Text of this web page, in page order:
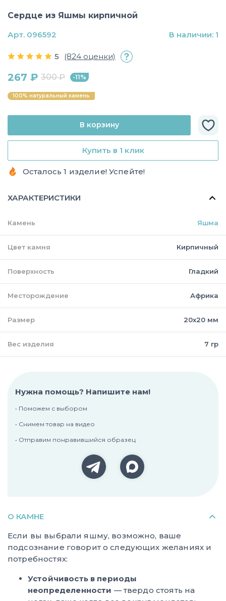
Сердце из Яшмы кирпичной
5 (824 оценки)
267 ₽ 300 ₽ -11%
100% натуральный камень
Купить в 1 клик
В корзину
Осталось 1 изделие! Успейте!
Арт. 096592 В наличии: 1
ХАРАКТЕРИСТИКИ
Камень Яшма
Цвет камня Кирпичный
Поверхность Гладкий
Месторождение Африка
Размер 20х20 мм
Вес изделия 7 гр
Нужна помощь? Напишите нам!
• Поможем с выбором
• Снимем товар на видео
• Отправим понравившийся образец
О КАМНЕ
Если вы выбрали яшму, возможно, ваше
подсознание говорит о следующих желаниях и
потребностях:
Устойчивость в периоды
неопределенности — твердо стоять на